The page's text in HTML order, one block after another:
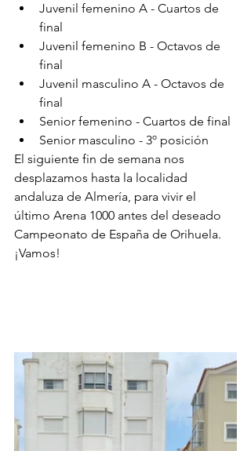
Juvenil femenino A - Cuartos de
final
Juvenil femenino B - Octavos de
final
Juvenil masculino A - Octavos de
final
Senior femenino - Cuartos de final
Senior masculino - 3º posición
El siguiente fin de semana nos
desplazamos hasta la localidad
andaluza de Almería, para vivir el
último Arena 1000 antes del deseado
Campeonato de España de Orihuela.
¡Vamos!